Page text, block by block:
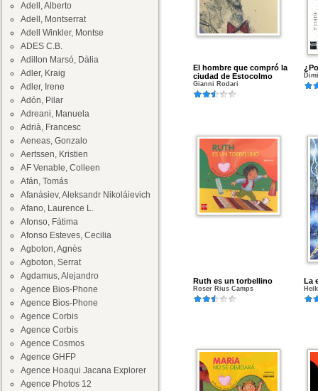
Adell, Alberto
Adell, Montserrat
Adell Winkler, Montse
ADES C.B.
Adillon Marsó, Dàlia
Adler, Kraig
Adler, Irene
Adón, Pilar
Adreani, Manuela
Adrià, Francesc
Aeneas, Gonzalo
Aertssen, Kristien
AF Venable, Colleen
Afán, Tomás
Afanásiev, Aleksandr Nikoláievich
Afano, Laurence L.
Afonso, Fátima
Afonso Esteves, Cecilia
Agboton, Agnès
Agboton, Serrat
Agdamus, Alejandro
Agence Bios-Phone
Agence Bios-Phone
Agence Corbis
Agence Corbis
Agence Cosmos
Agence GHFP
Agence Hoaqui Jacana Explorer
Agence Photos 12
El hombre que compró la
ciudad de Estocolmo
Gianni Rodari
Ruth es un torbellino
Roser Rius Camps
La